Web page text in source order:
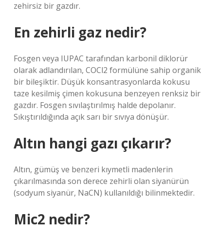
zehirsiz bir gazdır.
En zehirli gaz nedir?
Fosgen veya IUPAC tarafından karbonil diklorür
olarak adlandırılan, COCl2 formülüne sahip organik
bir bileşiktir. Düşük konsantrasyonlarda kokusu
taze kesilmiş çimen kokusuna benzeyen renksiz bir
gazdır. Fosgen sıvılaştırılmış halde depolanır.
Sıkıştırıldığında açık sarı bir sıvıya dönüşür.
Altın hangi gazı çıkarır?
Altın, gümüş ve benzeri kıymetli madenlerin
çıkarılmasında son derece zehirli olan siyanürün
(sodyum siyanür, NaCN) kullanıldığı bilinmektedir.
Mic2 nedir?